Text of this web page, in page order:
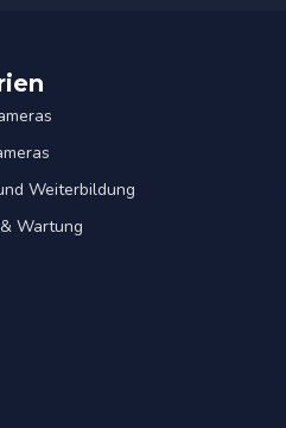
Weiterbildung
Wartung